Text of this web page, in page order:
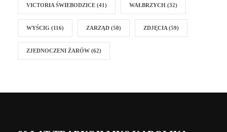
VICTORIA ŚWIEBODZICE (41) WAŁBRZYCH (32)
WYŚCIG (116) ZARZĄD (50) ZDJĘCIA (59)
ZJEDNOCZENI ŻARÓW (62)